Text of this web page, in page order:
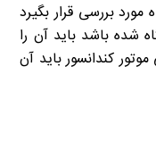
بررسی قرار بگیرد
شده باشد باید آن را
کندانسور باید آن